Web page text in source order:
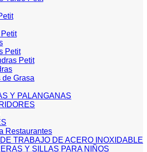
Petit
Petit
de Grasa
Y PALANGANAS
Restaurantes
TRABAJO DE ACERO INOXIDABLE
Y SILLAS PARA NIÑOS